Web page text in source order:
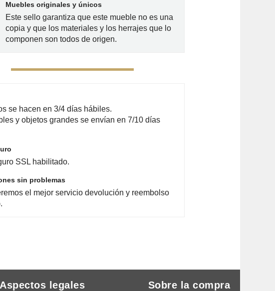
Muebles originales y únicos
Este sello garantiza que este mueble no es una
copia y que los materiales y los herrajes que lo
componen son todos de origen.
se hacen en 3/4 días hábiles.
y objetos grandes se envían en 7/10 días
SSL habilitado.
sin problemas
el mejor servicio devolución y reembolso
Aspectos legales Sobre la compra